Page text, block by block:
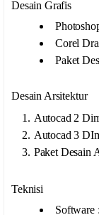
Desain Grafis
Corel
Paket
Desain Arsitektur
Autocad 2
Autocad 3
Paket Desain
Teknisi
Software